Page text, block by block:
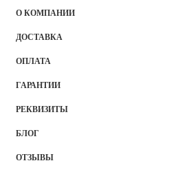
О КОМПАНИИ
ДОСТАВКА
ОПЛАТА
ГАРАНТИИ
РЕКВИЗИТЫ
БЛОГ
ОТЗЫВЫ